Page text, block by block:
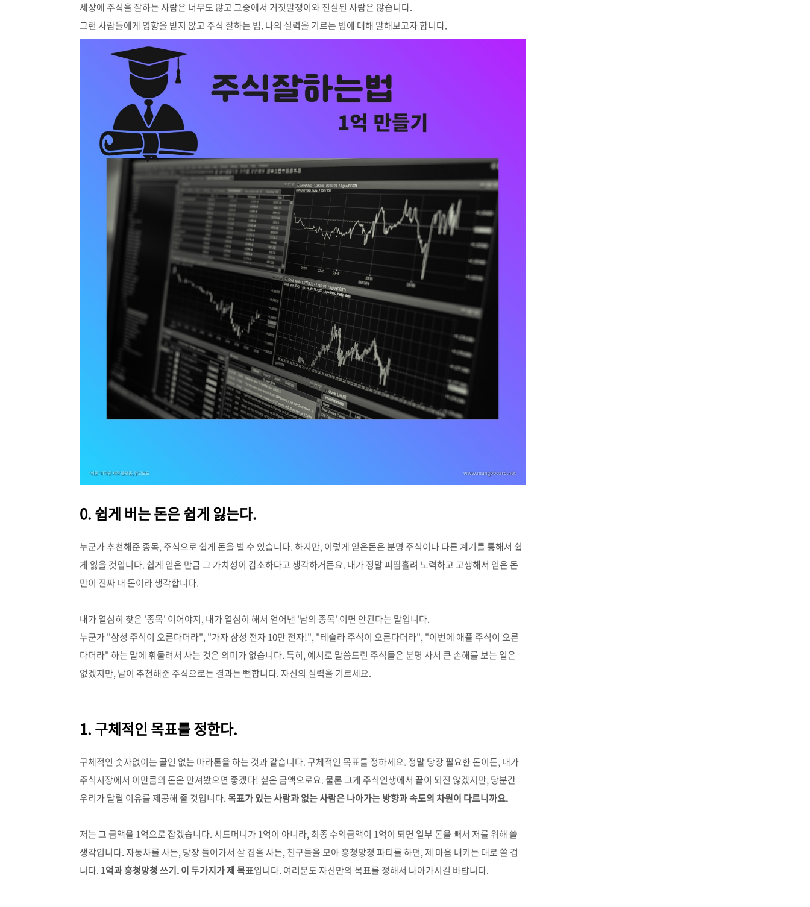
세상에 주식을 잘하는 사람은 너무도 많고 그중에서 거짓말쟁이와 진실된 사람은 많습니다.
그런 사람들에게 영향을 받지 않고 주식 잘하는 법. 나의 실력을 기르는 법에 대해 말해보고자 합니다.
0. 쉽게 버는 돈은 쉽게 잃는다.
누군가 추천해준 종목, 주식으로 쉽게 돈을 벌 수 있습니다. 하지만, 이렇게 얻은돈은 분명 주식이나 다른 계기를 통해서 쉽
게 잃을 것입니다. 쉽게 얻은 만큼 그 가치성이 감소하다고 생각하거든요. 내가 정말 피땀흘려 노력하고 고생해서 얻은 돈
만이 진짜 내 돈이라 생각합니다.
내가 열심히 찾은 '종목' 이어야지, 내가 열심히 해서 얻어낸 '남의 종목' 이면 안된다는 말입니다.
누군가 "삼성 주식이 오른다더라", "가자 삼성 전자 10만 전자!", "테슬라 주식이 오른다더라", "이번에 애플 주식이 오른
다더라" 하는 말에 휘둘려서 사는 것은 의미가 없습니다. 특히, 예시로 말씀드린 주식들은 분명 사서 큰 손해를 보는 일은
없겠지만, 남이 추천해준 주식으로는 결과는 뻔합니다. 자신의 실력을 기르세요.
1. 구체적인 목표를 정한다.
구체적인 숫자없이는 골인 없는 마라톤을 하는 것과 같습니다. 구체적인 목표를 정하세요. 정말 당장 필요한 돈이든, 내가
주식시장에서 이만큼의 돈은 만져봤으면 좋겠다! 싶은 금액으로요. 물론 그게 주식인생에서 끝이 되진 않겠지만, 당분간
우리가 달릴 이유를 제공해 줄 것입니다.목표가 있는 사람과 없는 사람은 나아가는 방향과 속도의 차원이 다르니까요.
저는 그 금액을 1억으로 잡겠습니다. 시드머니가 1억이 아니라, 최종 수익금액이 1억이 되면 일부 돈을 빼서 저를 위해 쓸
생각입니다. 자동차를 사든, 당장 들어가서 살 집을 사든, 친구들을 모아 흥청망청 파티를 하던, 제 마음 내키는 대로 쓸 겁
니다. 1억과 흥청망청 쓰기. 이 두가지가 제 목표입니다. 여러분도 자신만의 목표를 정해서 나아가시길 바랍니다.